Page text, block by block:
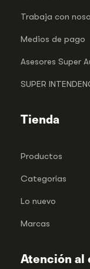
Trabaja con
Medios de pago
Asesores Super
SUPER
Tienda
Productos
Categorías
Lo nuevo
Marcas
Atención al